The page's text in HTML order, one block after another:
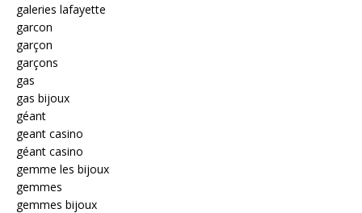
galeries lafayette
garcon
garçon
garçons
gas
gas bijoux
géant
geant casino
géant casino
gemme les bijoux
gemmes
gemmes bijoux